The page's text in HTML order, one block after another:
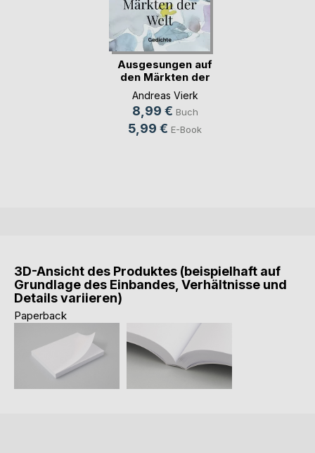
Ausgesungen auf
den Märkten der
Welt
Andreas Vierk
8,99 € Buch
5,99 € E-Book
3D-Ansicht des Produktes (beispielhaft auf
Grundlage des Einbandes, Verhältnisse und
Details variieren)
Paperback